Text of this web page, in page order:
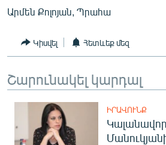
Արմեն Քոլոյան, Պրահա
Կիսվել Հետևեք մեզ
Շարունակել կարդալ
ԻՐԱՎՈՒՆՔ